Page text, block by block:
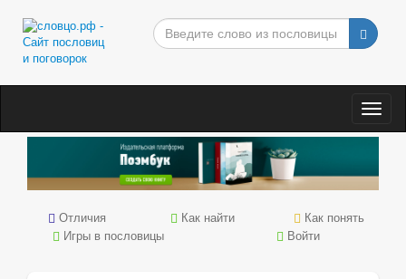
Отличия Как найти
Как понять
Игры в пословицы
Войти